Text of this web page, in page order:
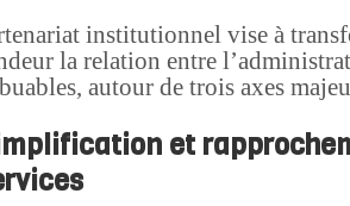
institutionnel vise à
la relation entre
autour de trois axes
et